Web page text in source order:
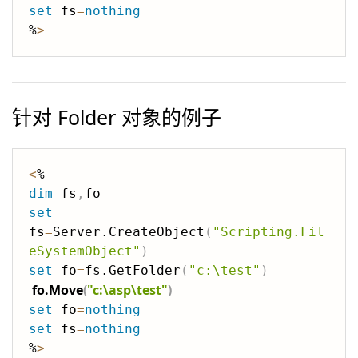
set
fs=nothing
%>
针对 Folder 对象的例子
<
dim fs ,
set
fs=Server.CreateObject ( "Scripting.Fil
eSystemObject" )
set
fo=fs.GetFolder ( "c:\test" )
fo.Move("c:\asp\test")
set fo=nothing
set
fs=nothing
%>